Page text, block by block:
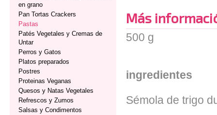
en grano
Pan Tortas Crackers
Pastas
Patés Vegetales y Cremas de
Untar
Perros y Gatos
Platos preparados
Postres
Proteinas Veganas
Quesos y Natas Vegetales
Refrescos y Zumos
Salsas y Condimentos
Más
500 g
ingredientes
Sémola de trigo